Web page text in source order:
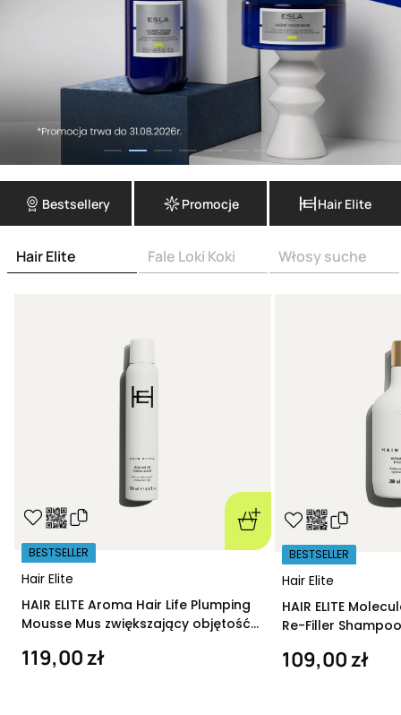
Bestsellery Promocje Hair Elite
Hair Elite Fale Loki Koki Włosy suche
Hair Elite
BESTSELLER
HAIR ELITE Aroma Hair Life Plumping
Mousse Mus zwiększający objętość
119,00 zł
Hair Elite
BESTSELLER
HAIR ELITE
Re-Filler
109,00 zł